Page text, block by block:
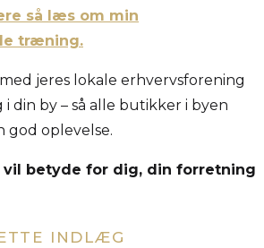
så læs om min
træning.
jeres lokale erhvervsforening
din by – så alle butikker i byen
god oplevelse.
vil betyde for dig, din forretning
INDLÆG